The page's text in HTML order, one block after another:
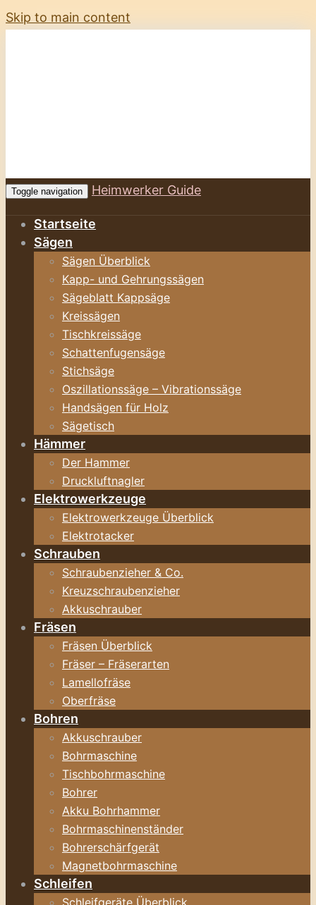
Skip to main content
Toggle navigation Heimwerker Guide
Startseite
Sägen
Sägen Überblick
Kapp- und Gehrungssägen
Sägeblatt Kappsäge
Kreissägen
Tischkreissäge
Schattenfugensäge
Stichsäge
Oszillationssäge – Vibrationssäge
Handsägen für Holz
Sägetisch
Hämmer
Der Hammer
Druckluftnagler
Elektrowerkzeuge
Elektrowerkzeuge Überblick
Elektrotacker
Schrauben
Schraubenzieher & Co.
Kreuzschraubenzieher
Akkuschrauber
Fräsen
Fräsen Überblick
Fräser – Fräserarten
Lamellofräse
Oberfräse
Bohren
Akkuschrauber
Bohrmaschine
Tischbohrmaschine
Bohrer
Akku Bohrhammer
Bohrmaschinenständer
Bohrerschärfgerät
Magnetbohrmaschine
Schleifen
Schleifgeräte Überblick